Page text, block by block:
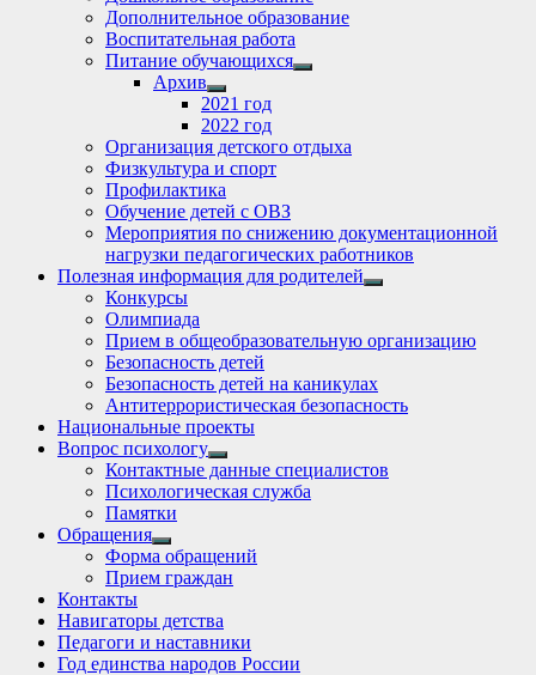
Дополнительное образование
Воспитательная работа
Питание обучающихся
Show
Архив
Show
sub
menu
2021 год
2022 год
Организация детского отдыха
Физкультура и спорт
Профилактика
Обучение детей с ОВЗ
Мероприятия по снижению документационной
нагрузки педагогических работников
Полезная информация для родителей
Show
Конкурсы
Олимпиада
Прием в общеобразовательную организацию
Безопасность детей
Безопасность детей на каникулах
Антитеррористическая безопасность
Национальные проекты
Вопрос психологу
Show
sub
menu
Контактные данные специалистов
Психологическая служба
Памятки
Обращения
Show
sub
menu
Форма обращений
Прием граждан
Контакты
Навигаторы детства
Педагоги и наставники
Год единства народов России